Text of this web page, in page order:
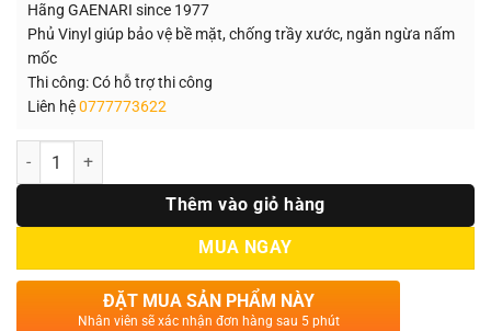
Hãng GAENARI since 1977
Phủ Vinyl giúp bảo vệ bề mặt, chống trầy xước, ngăn ngừa nấm
mốc
Thi công: Có hỗ trợ thi công
Liên hệ0777773622
Số lượng
Thêm vào giỏ hàng
MUA NGAY
ĐẶT MUA SẢN PHẨM NÀY
Nhân viên sẽ xác nhận đơn hàng sau 5 phút